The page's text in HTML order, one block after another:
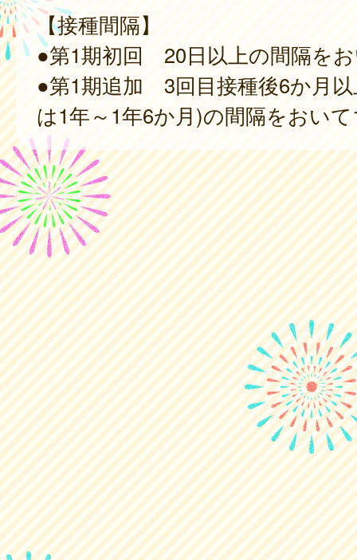
【接種間隔】
●第1期初回 20日以上の間隔を
●第1期追加 3回目接種後6か月
は1年～1年6か月)の間隔をおい